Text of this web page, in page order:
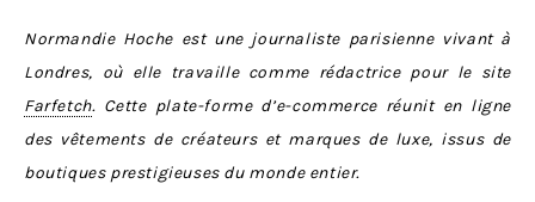
Normandie Hoche est une journaliste parisienne vivant à
Londres, où elle travaille comme rédactrice pour le site
Farfetch. Cette plate-forme d’e-commerce réunit en ligne
des vêtements de créateurs et marques de luxe, issus de
boutiques prestigieuses du monde entier.